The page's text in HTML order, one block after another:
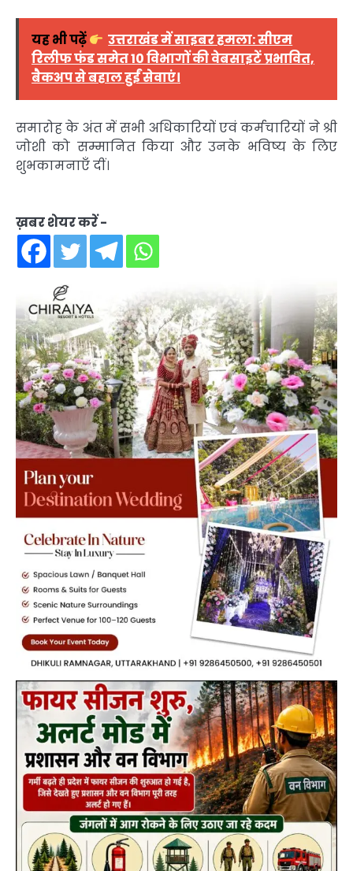
यह भी पढ़ें
उत्तराखंड में साइबर हमला: सीएम
रिलीफ फंड समेत 10 विभागों की वेबसाइटें प्रभावित,
बैकअप से बहाल हुईं सेवाएं।
समारोह के अंत में सभी अधिकारियों एवं कर्मचारियों ने श्री
जोशी को सम्मानित किया और उनके भविष्य के लिए
शुभकामनाएँ दीं।
ख़बर शेयर करें -